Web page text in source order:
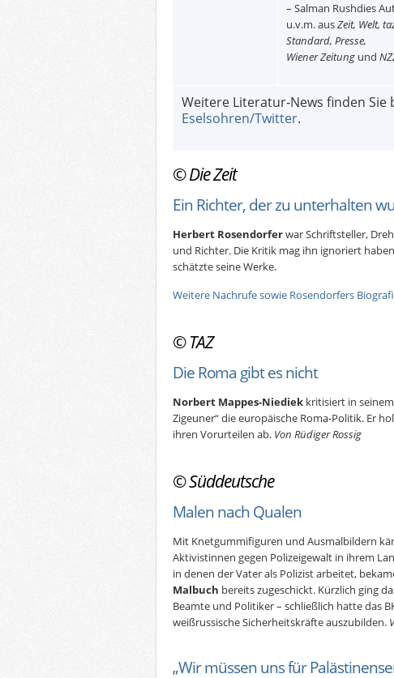
– Salman Rushdies
u.v.m. ausZeit, Welt,
Standard, Presse,
Wiener Zeitung und
Weitere Literatur-News finden Sie
Eselsohren/Twitter.
©Die Zeit
Ein Richter, der zu unterhalten
Herbert Rosendorferwar Schriftsteller,
und Richter. Die Kritik mag ihn ignoriert
schätzte seine Werke.
Weitere Nachrufe sowie Rosendorfers
©TAZ
Die Roma gibt es nicht
Norbert Mappes-Niediek kritisiert in
Zigeuner“ die europäische Roma-Politik. Er
ihren Vorurteilen ab. Von Rüdiger Rossig
©Süddeutsche
Malen nach Qualen
Mit Knetgummifiguren und Ausmalbildern
Aktivistinnen gegen Polizeigewalt in ihrem
in denen der Vater als Polizist arbeitet,
Malbuch bereits zugeschickt. Kürzlich ging
Beamte und Politiker – schließlich hatte das
weißrussische Sicherheitskräfte auszubilden.
„Wir müssen uns für